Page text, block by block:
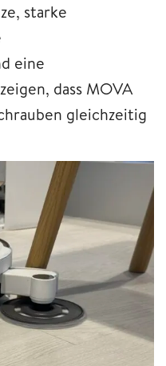
starke
eine
dass MOVA
gleichzeitig